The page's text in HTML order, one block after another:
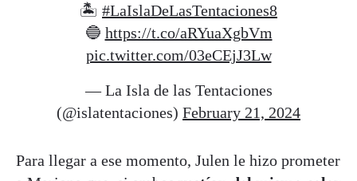
🏝️ #LaIslaDeLasTentaciones8
🔵 https://t.co/aRYuaXgbVm
pic.twitter.com/03eCEjJ3Lw
— La Isla de las Tentaciones
(@islatentaciones) February 21, 2024
Para llegar a ese momento, Julen le hizo prometer